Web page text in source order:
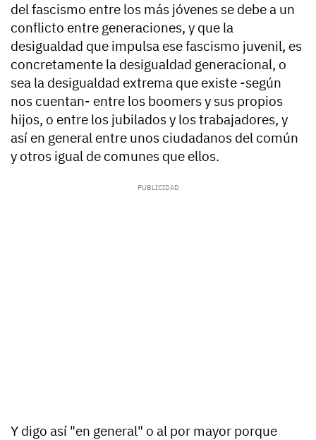
del fascismo entre los más jóvenes se debe a un
conflicto entre generaciones, y que la
desigualdad que impulsa ese fascismo juvenil, es
concretamente la desigualdad generacional, o
sea la desigualdad extrema que existe -según
nos cuentan- entre los boomers y sus propios
hijos, o entre los jubilados y los trabajadores, y
así en general entre unos ciudadanos del común
y otros igual de comunes que ellos.
Y digo así "en general" o al por mayor porque